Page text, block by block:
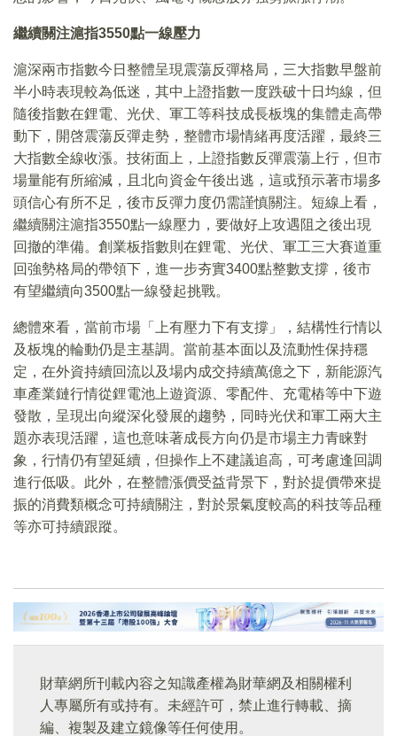
繼續關注滬指3550點一線壓力
滬深兩市指數今日整體呈現震蕩反彈格局，三大指數早盤前
半小時表現較為低迷，其中上證指數一度跌破十日均線，但
隨後指數在鋰電、光伏、軍工等科技成長板塊的集體走高帶
動下，開啓震蕩反彈走勢，整體市場情緒再度活躍，最終三
大指數全線收漲。技術面上，上證指數反彈震蕩上行，但市
場量能有所縮減，且北向資金午後出逃，這或預示著市場多
頭信心有所不足，後市反彈力度仍需謹慎關注。短線上看，
繼續關注滬指3550點一線壓力，要做好上攻遇阻之後出現
回撤的準備。創業板指數則在鋰電、光伏、軍工三大賽道重
回強勢格局的帶領下，進一步夯實3400點整數支撐，後市
有望繼續向3500點一線發起挑戰。
總體來看，當前市場「上有壓力下有支撐」，結構性行情以
及板塊的輪動仍是主基調。當前基本面以及流動性保持穩
定，在外資持續回流以及場内成交持續萬億之下，新能源汽
車產業鏈行情從鋰電池上遊資源、零配件、充電樁等中下遊
發散，呈現出向縱深化發展的趨勢，同時光伏和軍工兩大主
題亦表現活躍，這也意味著成長方向仍是市場主力青睐對
象，行情仍有望延續，但操作上不建議追高，可考慮逢回調
進行低吸。此外，在整體漲價受益背景下，對於提價帶來提
振的消費類概念可持續關注，對於景氣度較高的科技等品種
等亦可持續跟蹤。
財華網所刊載內容之知識產權為財華網及相關權利
人專屬所有或持有。未經許可，禁止進行轉載、摘
編、複製及建立鏡像等任何使用。